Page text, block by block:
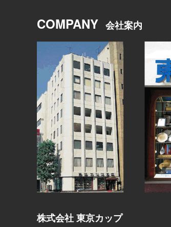
COMPANY 会社案内
株式会社 東京カップ